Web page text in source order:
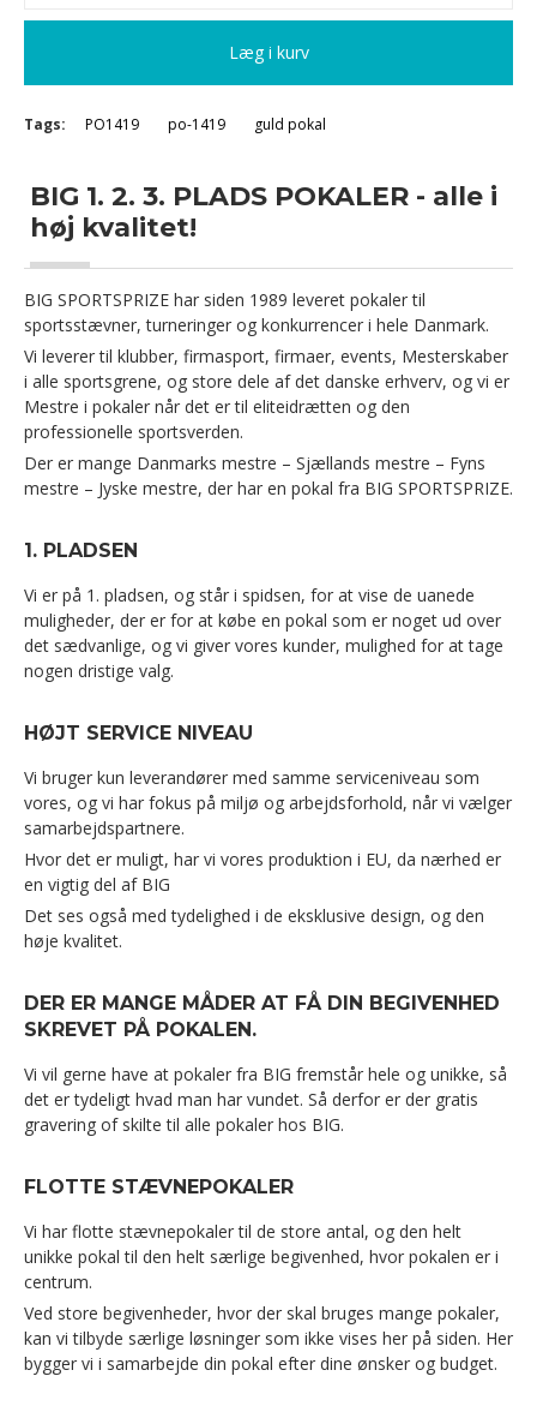
Læg i kurv
Tags: PO1419 po-1419 guld pokal
BIG 1. 2. 3. PLADS POKALER - alle i
høj kvalitet!
BIG SPORTSPRIZE har siden 1989 leveret pokaler til
sportsstævner, turneringer og konkurrencer i hele Danmark.
Vi leverer til klubber, firmasport, firmaer, events, Mesterskaber
i alle sportsgrene, og store dele af det danske erhverv, og vi er
Mestre i pokaler når det er til eliteidrætten og den
professionelle sportsverden.
Der er mange Danmarks mestre – Sjællands mestre – Fyns
mestre – Jyske mestre, der har en pokal fra BIG SPORTSPRIZE.
1. PLADSEN
Vi er på 1. pladsen, og står i spidsen, for at vise de uanede
muligheder, der er for at købe en pokal som er noget ud over
det sædvanlige, og vi giver vores kunder, mulighed for at tage
nogen dristige valg.
HØJT SERVICE NIVEAU
Vi bruger kun leverandører med samme serviceniveau som
vores, og vi har fokus på miljø og arbejdsforhold, når vi vælger
samarbejdspartnere.
Hvor det er muligt, har vi vores produktion i EU, da nærhed er
en vigtig del af BIG
Det ses også med tydelighed i de eksklusive design, og den
høje kvalitet.
DER ER MANGE MÅDER AT FÅ DIN BEGIVENHED
SKREVET PÅ POKALEN.
Vi vil gerne have at pokaler fra BIG fremstår hele og unikke, så
det er tydeligt hvad man har vundet. Så derfor er der gratis
gravering of skilte til alle pokaler hos BIG.
FLOTTE STÆVNEPOKALER
Vi har flotte stævnepokaler til de store antal, og den helt
unikke pokal til den helt særlige begivenhed, hvor pokalen er i
centrum.
Ved store begivenheder, hvor der skal bruges mange pokaler,
kan vi tilbyde særlige løsninger som ikke vises her på siden. Her
bygger vi i samarbejde din pokal efter dine ønsker og budget.